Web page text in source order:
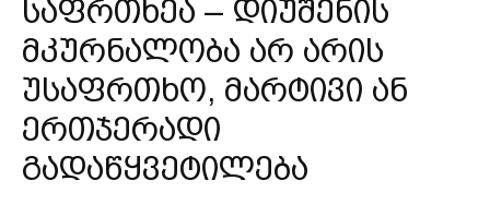
საფრთხეა – დიუშენის
მკურნალობა არ არის
უსაფრთხო, მარტივი ან
ერთჯერადი
გადაწყვეტილება